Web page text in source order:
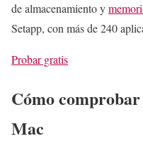
de almacenamiento y
Setapp, con más de 240
Probar gratis
Cómo comprobar
Mac